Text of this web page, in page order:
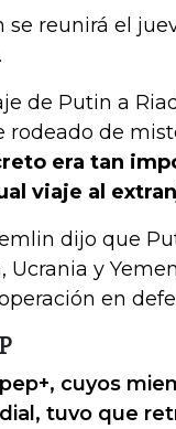
se reunirá el
de Putin a
rodeado de
era tan
viaje al
dijo que
Ucrania y
en
cuyos
tuvo que